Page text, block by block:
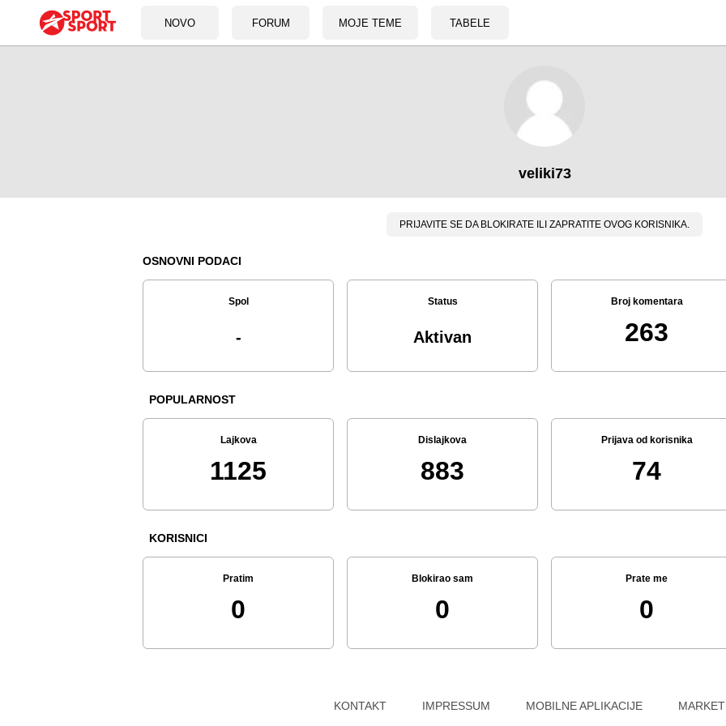
NOVO FORUM MOJE TEME TABELE
veliki73
PRIJAVITE SE DA BLOKIRATE ILI ZAPRATITE OVOG KORISNIKA.
OSNOVNI PODACI
Spol
-
Status
Aktivan
Broj komentara
263
POPULARNOST
Lajkova
1125
Dislajkova
883
Prijava od korisnika
74
KORISNICI
Pratim
0
Blokirao sam
0
Prate me
0
KONTAKT IMPRESSUM MOBILNE APLIKACIJE